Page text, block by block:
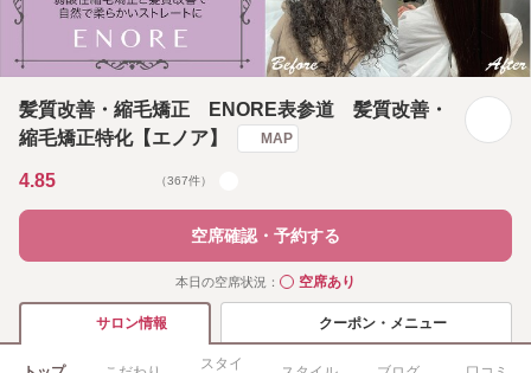
髪質改善・縮毛矯正 ENORE表参道 髪質改善・
縮毛矯正特化【エノア】
MAP
4.85 （367件）
空席確認・予約する
本日の空席状況： ◯空席あり
サロン情報 クーポン・メニュー
スタイ